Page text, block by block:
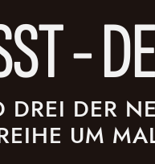
-
DREI DER
UM